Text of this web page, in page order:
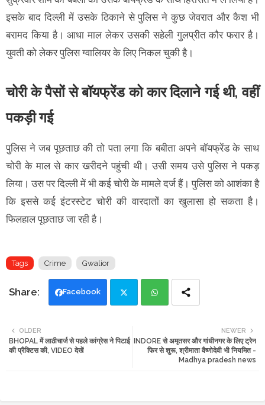
इसके बाद दिल्ली में उसके ठिकाने से पुलिस ने कुछ जेवरात और कैश भी
बरामद किया है। आधा माल लेकर उसकी सहेली गुलप्रीत कौर फरार है।
युवती को लेकर पुलिस ग्वालियर के लिए निकल चुकी है।
चोरी के पैसों से बॉयफ्रेंड को कार दिलाने गई थी, वहीं
पकड़ी गई
पुलिस ने जब पूछताछ की तो पता लगा कि बबीता अपने बॉयफ्रेंड के साथ
चोरी के माल से कार खरीदने पहुंची थी। उसी समय उसे पुलिस ने पकड़
लिया। उस पर दिल्ली में भी कई चोरी के मामले दर्ज हैं। पुलिस को आशंका है
कि इससे कई इंटरस्टेट चोरी की वारदातों का खुलासा हो सकता है।
फिलहाल पूछताछ जा रही है।
Tags Crime Gwalior
Facebook
tte ats
NEWER
INDORE से अमृतसर और गांधीनगर के लिए ट्रेन
फिर से शुरू, श्रीमाता वैष्णोदेवी भी नियमित -
Madhya pradesh news
OLDER
BHOPAL में लाठीचार्ज से पहले कांग्रेस ने पिटाई
की प्रैक्टिस की, VIDEO देखें